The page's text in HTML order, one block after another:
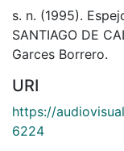
s. n. (1995).
SANTIAGO DE
Garces Borrero.
URI
https://
6224